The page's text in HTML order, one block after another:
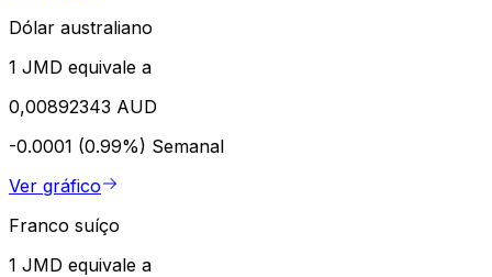
Dólar australiano
1 JMD equivale a
0,00892343 AUD
-0.0001 (0.99%) Semanal
Ver gráfico
Franco suíço
1 JMD equivale a